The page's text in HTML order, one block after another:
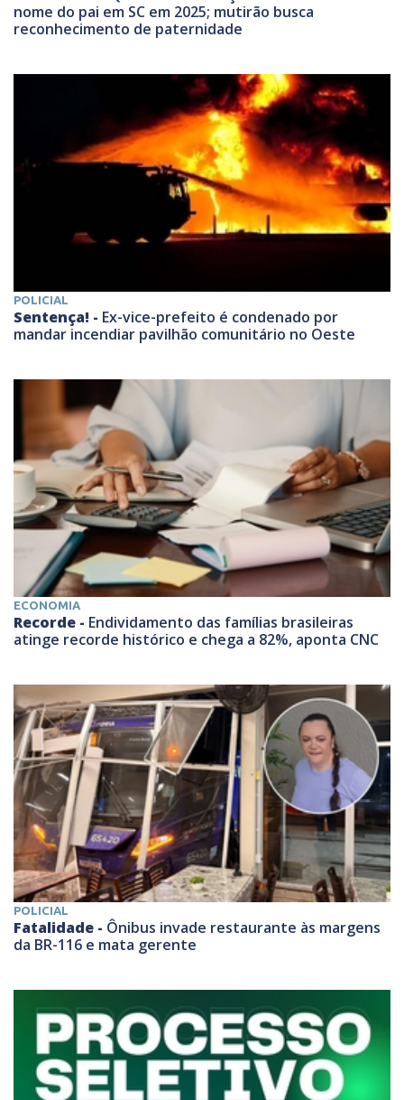
nome do pai em SC em 2025; mutirão busca
reconhecimento de paternidade
POLICIAL
Sentença! - Ex-vice-prefeito é condenado por
mandar incendiar pavilhão comunitário no Oeste
ECONOMIA
Recorde - Endividamento das famílias brasileiras
atinge recorde histórico e chega a 82%, aponta CNC
POLICIAL
Fatalidade - Ônibus invade restaurante às margens
da BR-116 e mata gerente